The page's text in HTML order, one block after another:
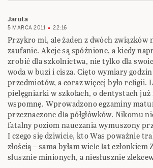
Jaruta
5 MARCA 2011 22:16
Przykro mi, ale żaden z dwóch związków
zaufanie. Akcje są spóźnione, a kiedy
zrobić dla szkolnictwa, nie tylko dla
woda w buzi i cisza. Cięto wymiary
przedmiotów, a coraz więcej było religii.
pielęgniarki w szkołach, o dentystach
wspomnę. Wprowadzono egzaminy
przeznaczone dla półgłówków. Nikomu
fatalny poziom nauczania wymuszony
I czego się dziwicie, kto Was poważnie
złością – sama byłam wiele lat członkiem
słusznie minionych, a niesłusznie